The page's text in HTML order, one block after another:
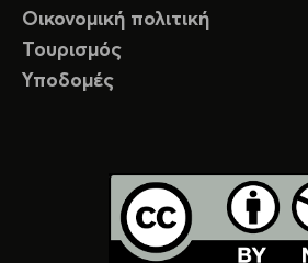
Οικονομική πολιτική
Τουρισμός
Υποδομές